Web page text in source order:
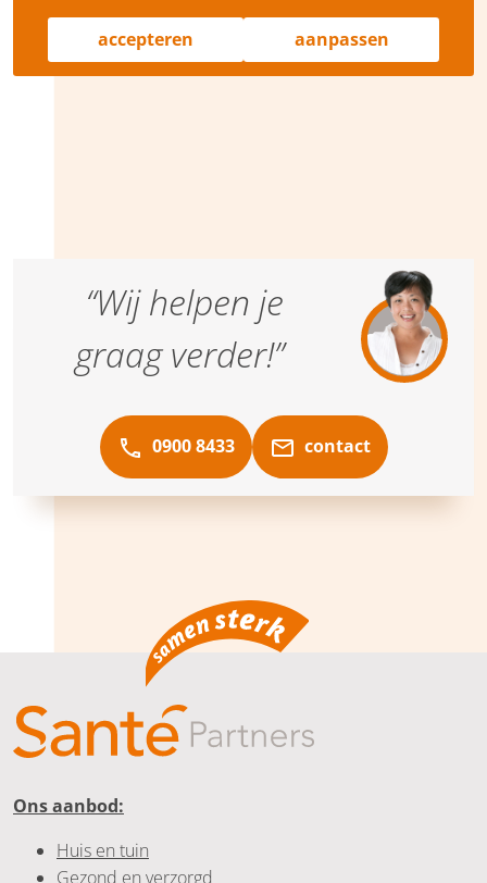
accepteren aanpassen
“Wij helpen je
graag verder!”
0900 8433 contact
Ons aanbod:
Huis en tuin
Gezond en verzorgd